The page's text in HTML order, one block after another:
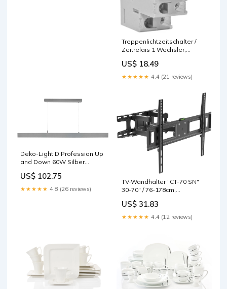
Treppenlichtzeitschalter /
Zeitrelais 1 Wechsler,
Deckenleuchten
US$ 18.49
★★★★★ 4.4 (21 reviews)
Deko-Light D Profession Up
and Down 60W Silber
Sensoren
US$ 102.75
★★★★★ 4.8 (26 reviews)
TV-Wandhalter "CT-70 SN"
30-70" / 76-178cm,
Gartenleuchten
US$ 31.83
★★★★★ 4.4 (12 reviews)